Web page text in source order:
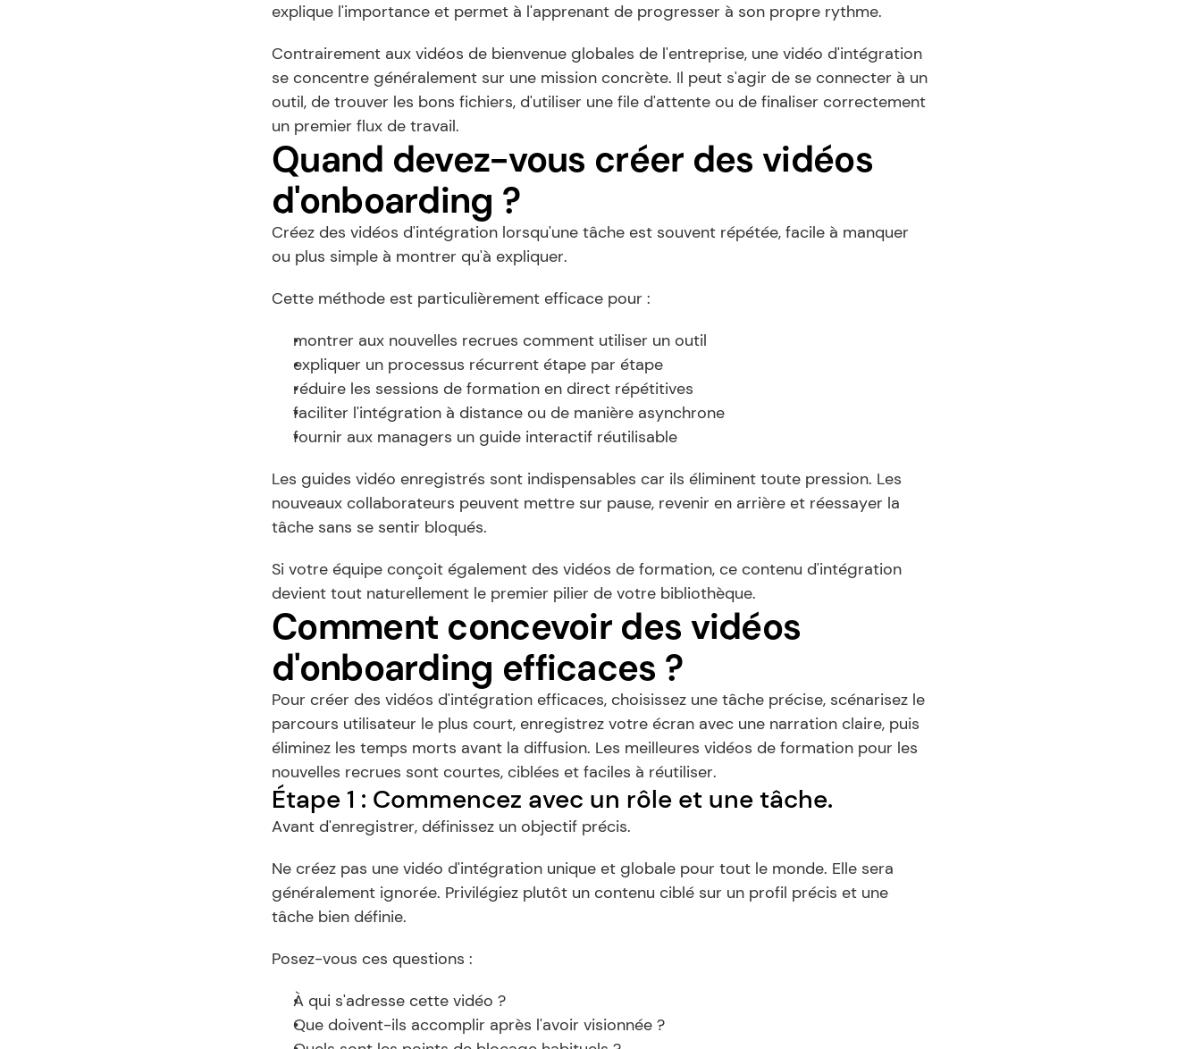
explique l'importance et permet à l'apprenant de progresser à son propre rythme.
Contrairement aux vidéos de bienvenue globales de l'entreprise, une vidéo d'intégration
se concentre généralement sur une mission concrète. Il peut s'agir de se connecter à un
outil, de trouver les bons fichiers, d'utiliser une file d'attente ou de finaliser correctement
un premier flux de travail.
Quand devez-vous créer des vidéos
d'onboarding ?
Créez des vidéos d'intégration lorsqu'une tâche est souvent répétée, facile à manquer
ou plus simple à montrer qu'à expliquer.
Cette méthode est particulièrement efficace pour :
montrer aux nouvelles recrues comment utiliser un outil
expliquer un processus récurrent étape par étape
réduire les sessions de formation en direct répétitives
faciliter l'intégration à distance ou de manière asynchrone
fournir aux managers un guide interactif réutilisable
Les guides vidéo enregistrés sont indispensables car ils éliminent toute pression. Les
nouveaux collaborateurs peuvent mettre sur pause, revenir en arrière et réessayer la
tâche sans se sentir bloqués.
Si votre équipe conçoit également des vidéos de formation, ce contenu d'intégration
devient tout naturellement le premier pilier de votre bibliothèque.
Comment concevoir des vidéos
d'onboarding efficaces ?
Pour créer des vidéos d'intégration efficaces, choisissez une tâche précise, scénarisez le
parcours utilisateur le plus court, enregistrez votre écran avec une narration claire, puis
éliminez les temps morts avant la diffusion. Les meilleures vidéos de formation pour les
nouvelles recrues sont courtes, ciblées et faciles à réutiliser.
Étape 1 : Commencez avec un rôle et une tâche.
Avant d'enregistrer, définissez un objectif précis.
Ne créez pas une vidéo d'intégration unique et globale pour tout le monde. Elle sera
généralement ignorée. Privilégiez plutôt un contenu ciblé sur un profil précis et une
tâche bien définie.
Posez-vous ces questions :
À qui s'adresse cette vidéo ?
Que doivent-ils accomplir après l'avoir visionnée ?